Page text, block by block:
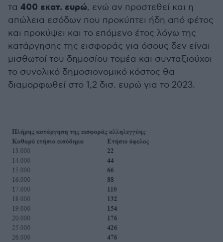
τα 400 εκατ. ευρώ, ενώ αν προστεθεί και η
απώλεια εσόδων που προκύπτει ήδη από φέτος
και προκύψει και το επόμενο έτος λόγω της
κατάργησης της εισφοράς για όσους δεν είναι
μισθωτοί του δημοσίου τομέα και συνταξιούχοι
το συνολικό δημοσιονομικό κόστος θα
διαμορφωθεί στο 1,2 δισ. ευρώ για το 2023.